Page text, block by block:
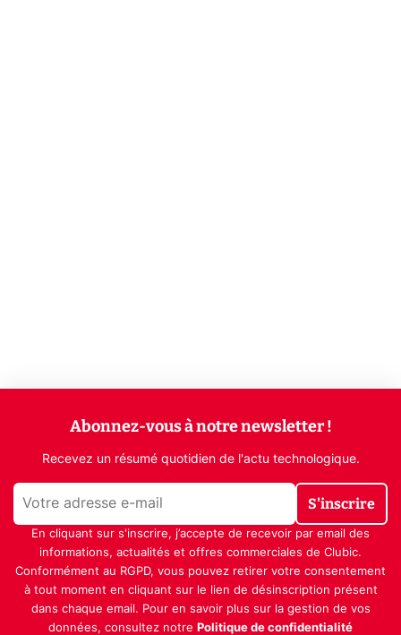
Abonnez-vous à notre newsletter !
Recevez un résumé quotidien de l'actu technologique.
S'inscrire
En cliquant sur s'inscrire, j’accepte de recevoir par email des
informations, actualités et offres commerciales de Clubic.
Conformément au RGPD, vous pouvez retirer votre consentement
à tout moment en cliquant sur le lien de désinscription présent
dans chaque email. Pour en savoir plus sur la gestion de vos
données, consultez notre Politique de confidentialité